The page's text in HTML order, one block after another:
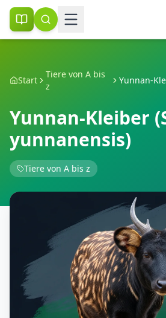
Start
Tiere von A bis
z
Yunnan-Kleiber
yunnanensis)
Tiere von A bis z